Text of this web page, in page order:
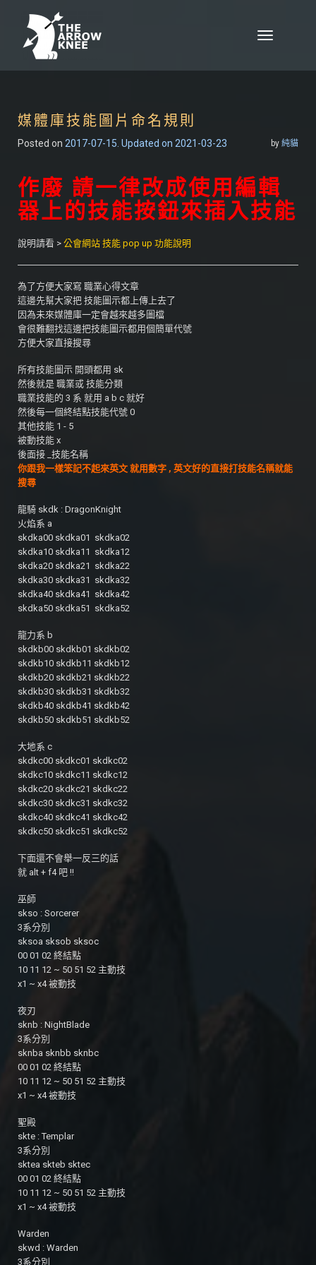
Skip to content
Toggle
媒體庫技能圖片命名規則
Posted on 2017-07-15 . Updated on 2021-03-23 by 純貓
作廢 請一律改成使用編輯
器上的技能按鈕來插入技能
說明請看 > 公會網站 技能 pop up 功能說明
為了方便大家寫 職業心得文章
這邊先幫大家把 技能圖示都上傳上去了
因為未來媒體庫一定會越來越多圖檔
會很難翻找這邊把技能圖示都用個簡單代號
方便大家直接搜尋
所有技能圖示 開頭都用 sk
然後就是 職業或 技能分類
職業技能的 3 系 就用 a b c 就好
然後每一個終結點技能代號 0
其他技能 1 - 5
被動技能 x
後面接 _技能名稱
你跟我一樣笨記不起來英文 就用數字 , 英文好的直接打技能名稱就能
搜尋
龍騎 skdk : DragonKnight
火焰系 a
skdka00 skdka01 skdka02
skdka10 skdka11 skdka12
skdka20 skdka21 skdka22
skdka30 skdka31 skdka32
skdka40 skdka41 skdka42
skdka50 skdka51 skdka52
龍力系 b
skdkb00 skdkb01 skdkb02
skdkb10 skdkb11 skdkb12
skdkb20 skdkb21 skdkb22
skdkb30 skdkb31 skdkb32
skdkb40 skdkb41 skdkb42
skdkb50 skdkb51 skdkb52
大地系 c
skdkc00 skdkc01 skdkc02
skdkc10 skdkc11 skdkc12
skdkc20 skdkc21 skdkc22
skdkc30 skdkc31 skdkc32
skdkc40 skdkc41 skdkc42
skdkc50 skdkc51 skdkc52
下面還不會舉一反三的話
就 alt + f4 吧 !!
巫師
skso : Sorcerer
3系分別
sksoa sksob sksoc
00 01 02 終結點
10 11 12 ~ 50 51 52 主動技
x1 ~ x4 被動技
夜刃
sknb : NightBlade
3系分別
sknba sknbb sknbc
00 01 02 終結點
10 11 12 ~ 50 51 52 主動技
x1 ~ x4 被動技
聖殿
skte : Templar
3系分別
sktea skteb sktec
00 01 02 終結點
10 11 12 ~ 50 51 52 主動技
x1 ~ x4 被動技
Warden
skwd : Warden
3系分別